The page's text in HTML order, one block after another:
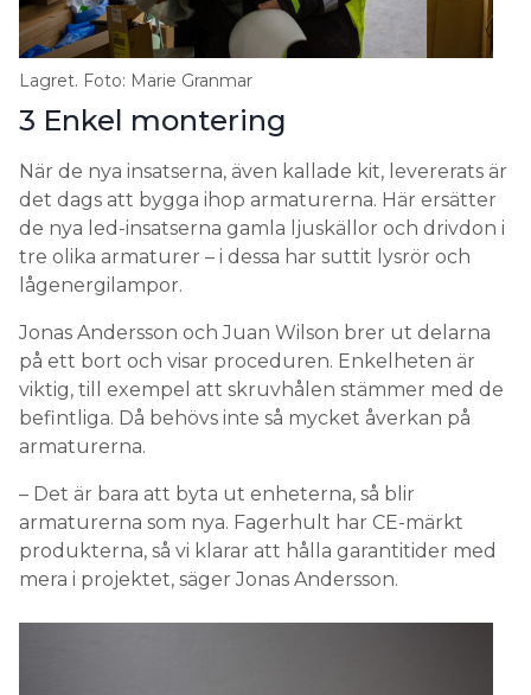
Lagret. Foto: Marie Granmar
3 Enkel montering
När de nya insatserna, även kallade kit, levererats är
det dags att bygga ihop armaturerna. Här ersätter
de nya led-insatserna gamla ljuskällor och drivdon i
tre olika armaturer – i dessa har suttit lysrör och
lågenergilampor.
Jonas Andersson och Juan Wilson brer ut delarna
på ett bort och visar proceduren. Enkelheten är
viktig, till exempel att skruvhålen stämmer med de
befintliga. Då behövs inte så mycket åverkan på
armaturerna.
– Det är bara att byta ut enheterna, så blir
armaturerna som nya. Fagerhult har CE-märkt
produkterna, så vi klarar att hålla garantitider med
mera i projektet, säger Jonas Andersson.